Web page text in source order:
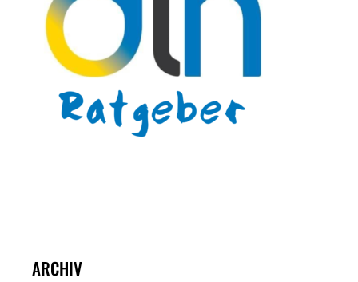
ARCHIV